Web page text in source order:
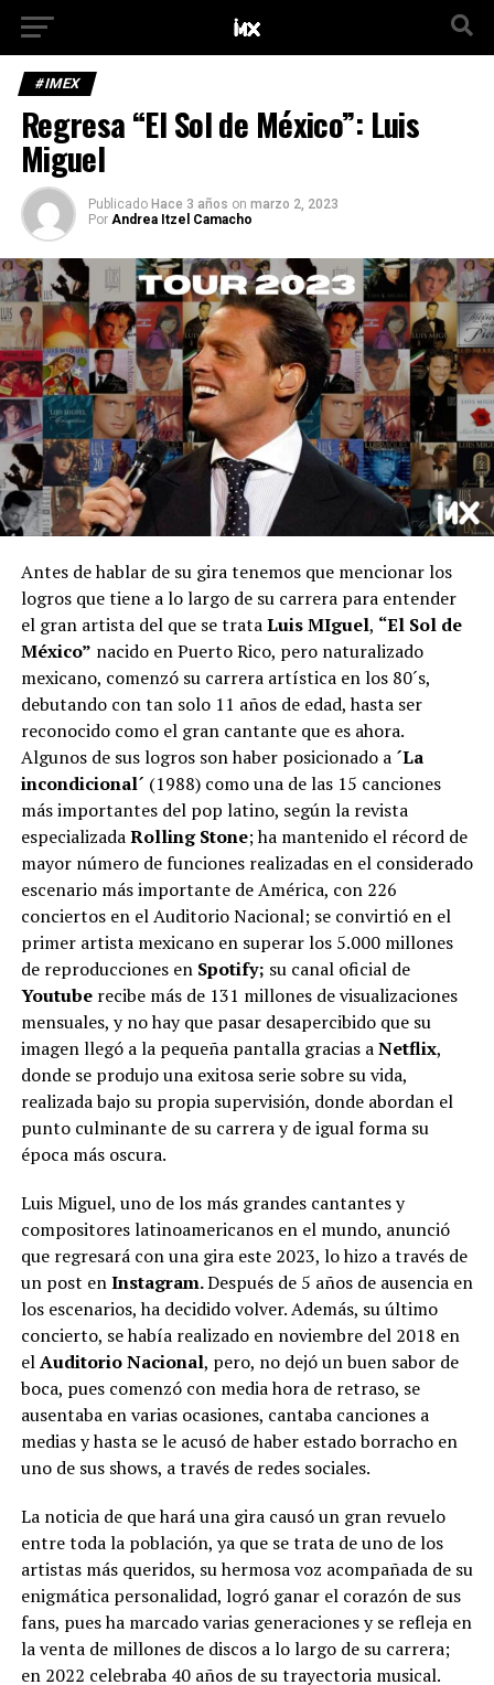
#IMEX
Regresa “El Sol de México”: Luis
Miguel
Publicado Hace 3 años on marzo 2, 2023
Por Andrea Itzel Camacho
Antes de hablar de su gira tenemos que mencionar los
logros que tiene a lo largo de su carrera para entender
el gran artista del que se trataLuis MIguel, “El Sol de
México” nacido en Puerto Rico, pero naturalizado
mexicano, comenzó su carrera artística en los 80´s,
debutando con tan solo 11 años de edad, hasta ser
reconocido como el gran cantante que es ahora.
Algunos de sus logros son haber posicionado a ´La
incondicional´ (1988) como una de las 15 canciones
más importantes del pop latino, según la revista
especializadaRolling Stone; ha mantenido el récord de
mayor número de funciones realizadas en el considerado
escenario más importante de América, con 226
conciertos en el Auditorio Nacional; se convirtió en el
primer artista mexicano en superar los 5.000 millones
de reproducciones en Spotify; su canal oficial de
Youtube recibe más de 131 millones de visualizaciones
mensuales, y no hay que pasar desapercibido que su
imagen llegó a la pequeña pantalla gracias aNetflix,
donde se produjo una exitosa serie sobre su vida,
realizada bajo su propia supervisión, donde abordan el
punto culminante de su carrera y de igual forma su
época más oscura.
Luis Miguel, uno de los más grandes cantantes y
compositores latinoamericanos en el mundo, anunció
que regresará con una gira este 2023, lo hizo a través de
un post enInstagram.Después de 5 años de ausencia en
los escenarios, ha decidido volver. Además, su último
concierto, se había realizado en noviembre del 2018 en
elAuditorio Nacional, pero, no dejó un buen sabor de
boca, pues comenzó con media hora de retraso, se
ausentaba en varias ocasiones, cantaba canciones a
medias y hasta se le acusó de haber estado borracho en
uno de sus shows, a través de redes sociales.
La noticia de que hará una gira causó un gran revuelo
entre toda la población, ya que se trata de uno de los
artistas más queridos, su hermosa voz acompañada de su
enigmática personalidad, logró ganar el corazón de sus
fans, pues ha marcado varias generaciones y se refleja en
la venta de millones de discos a lo largo de su carrera;
en 2022 celebraba 40 años de su trayectoria musical.